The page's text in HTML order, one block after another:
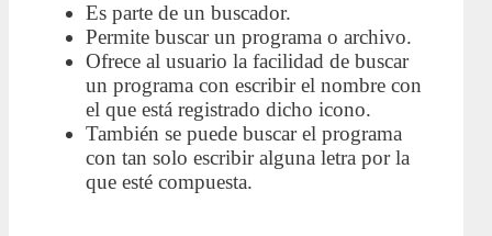
Es parte de un buscador.
Permite buscar un programa o archivo.
Ofrece al usuario la facilidad de buscar
un programa con escribir el nombre con
el que está registrado dicho icono.
También se puede buscar el programa
con tan solo escribir alguna letra por la
que esté compuesta.